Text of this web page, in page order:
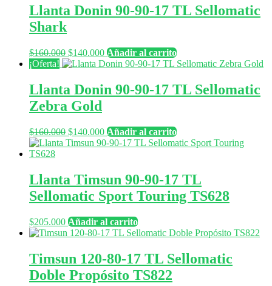
era:
$160.000.
es:
$140.000.
Llanta Donin 90-90-17 TL Sellomatic
Shark
$160.000 El
precio
era:
$160.000.
$140.000El
precio
$140.000.
Añadir al carrito
¡Oferta!
Llanta Donin 90-90-17 TL Sellomatic
Zebra Gold
$160.000 El
precio
$160.000.
$140.000El
precio
$140.000.
Añadir al carrito
Llanta Timsun 90-90-17 TL
Sellomatic Sport Touring TS628
$205.000 Añadir al carrito
Timsun 120-80-17 TL Sellomatic
Doble Propósito TS822